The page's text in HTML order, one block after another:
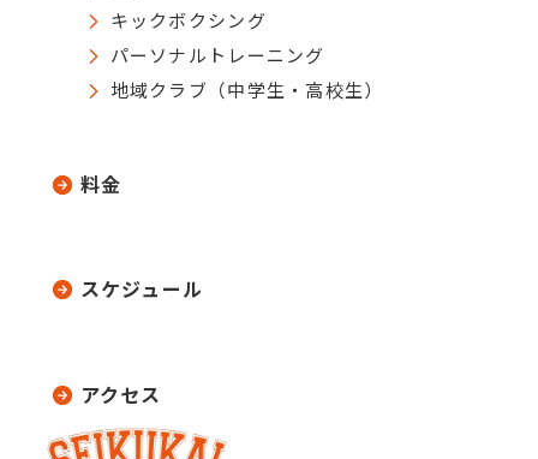
キックボクシング
パーソナルトレーニング
地域クラブ（中学生・高校生）
料金
スケジュール
アクセス